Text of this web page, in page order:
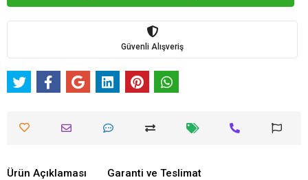
Güvenli Alışveriş
Ürün Açıklaması Garanti ve Teslimat